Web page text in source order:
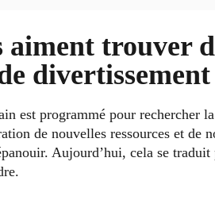
trouver
divertissement
est programmé pour rechercher
de nouvelles ressources et de
Aujourd’hui, cela se